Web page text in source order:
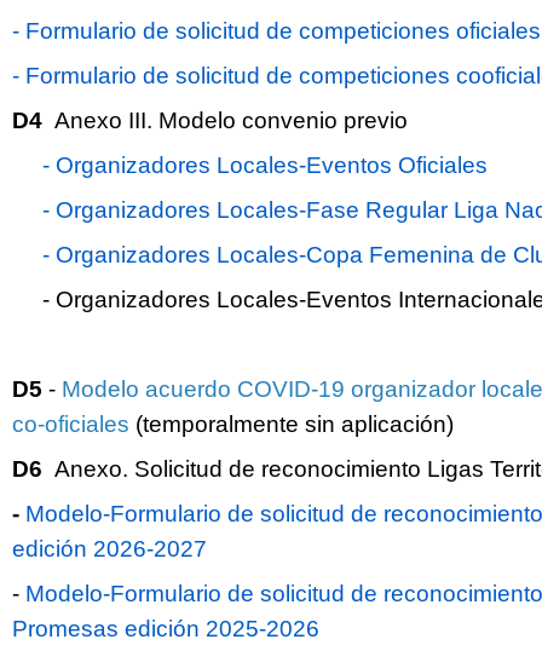
- Formulario de solicitud de competiciones
- Formulario de solicitud de competiciones
D4 Anexo III. Modelo convenio previo
- Organizadores Locales-Eventos Oficiales
- Organizadores Locales-Fase Regular Liga
- Organizadores Locales-Copa Femenina de
- Organizadores Locales-Eventos
D5 - Modelo acuerdo COVID-19 organizador
co-oficiales (temporalmente sin aplicación)
D6 Anexo. Solicitud de reconocimiento Ligas
- Modelo-Formulario de solicitud de
edición 2026-2027
- Modelo-Formulario de solicitud de
Promesas edición 2025-2026